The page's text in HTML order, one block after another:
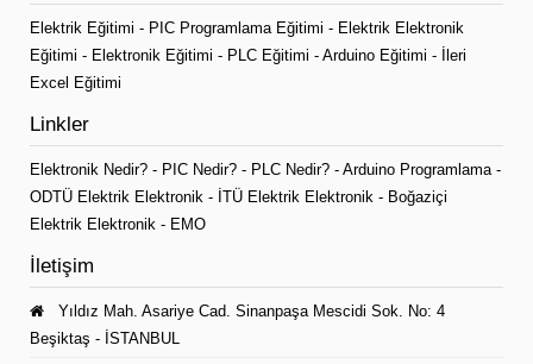
Elektrik Eğitimi - PIC Programlama Eğitimi - Elektrik Elektronik
Eğitimi - Elektronik Eğitimi - PLC Eğitimi - Arduino Eğitimi -
İleri
Excel Eğitimi
Linkler
Elektronik Nedir? - PIC Nedir? - PLC Nedir? - Arduino Programlama-
ODTÜ Elektrik Elektronik - İTÜ Elektrik Elektronik - Boğaziçi
Elektrik Elektronik - EMO
İletişim
Yıldız Mah. Asariye Cad. Sinanpaşa Mescidi Sok. No: 4
Beşiktaş - İSTANBUL